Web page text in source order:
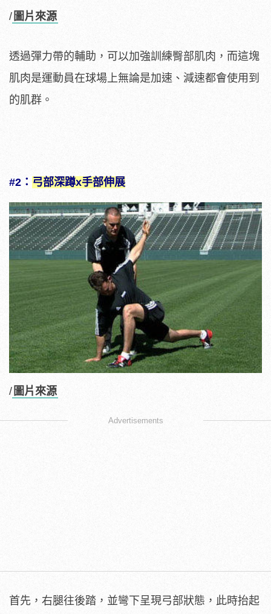
/ 圖片來源
透過彈力帶的輔助，可以加強訓練臀部肌肉，而這塊
肌肉是運動員在球場上無論是加速、減速都會使用到
的肌群。
#2： 弓部深蹲x手部伸展
/ 圖片來源
Advertisements
首先，右腿往後踏，並彎下呈現弓部狀態，此時抬起